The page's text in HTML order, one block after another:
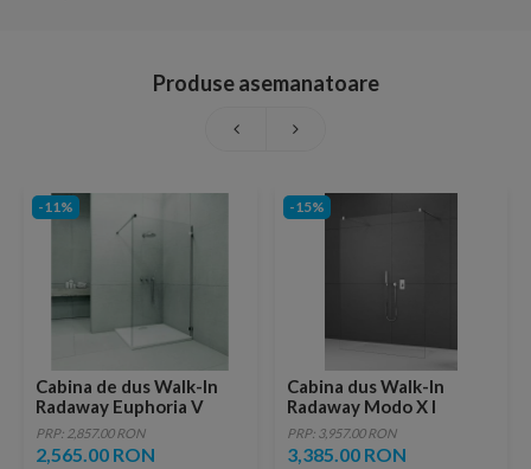
Produse asemanatoare
-11%
Cabina de dus Walk-In
Radaway Euphoria V
90X200 cm sticla
transparenta
PRP: 2,857.00 RON
2,565.00 RON
-15%
Cabina dus Walk-In
Radaway Modo X I
160xH200 cm
PRP: 3,957.00 RON
3,385.00 RON